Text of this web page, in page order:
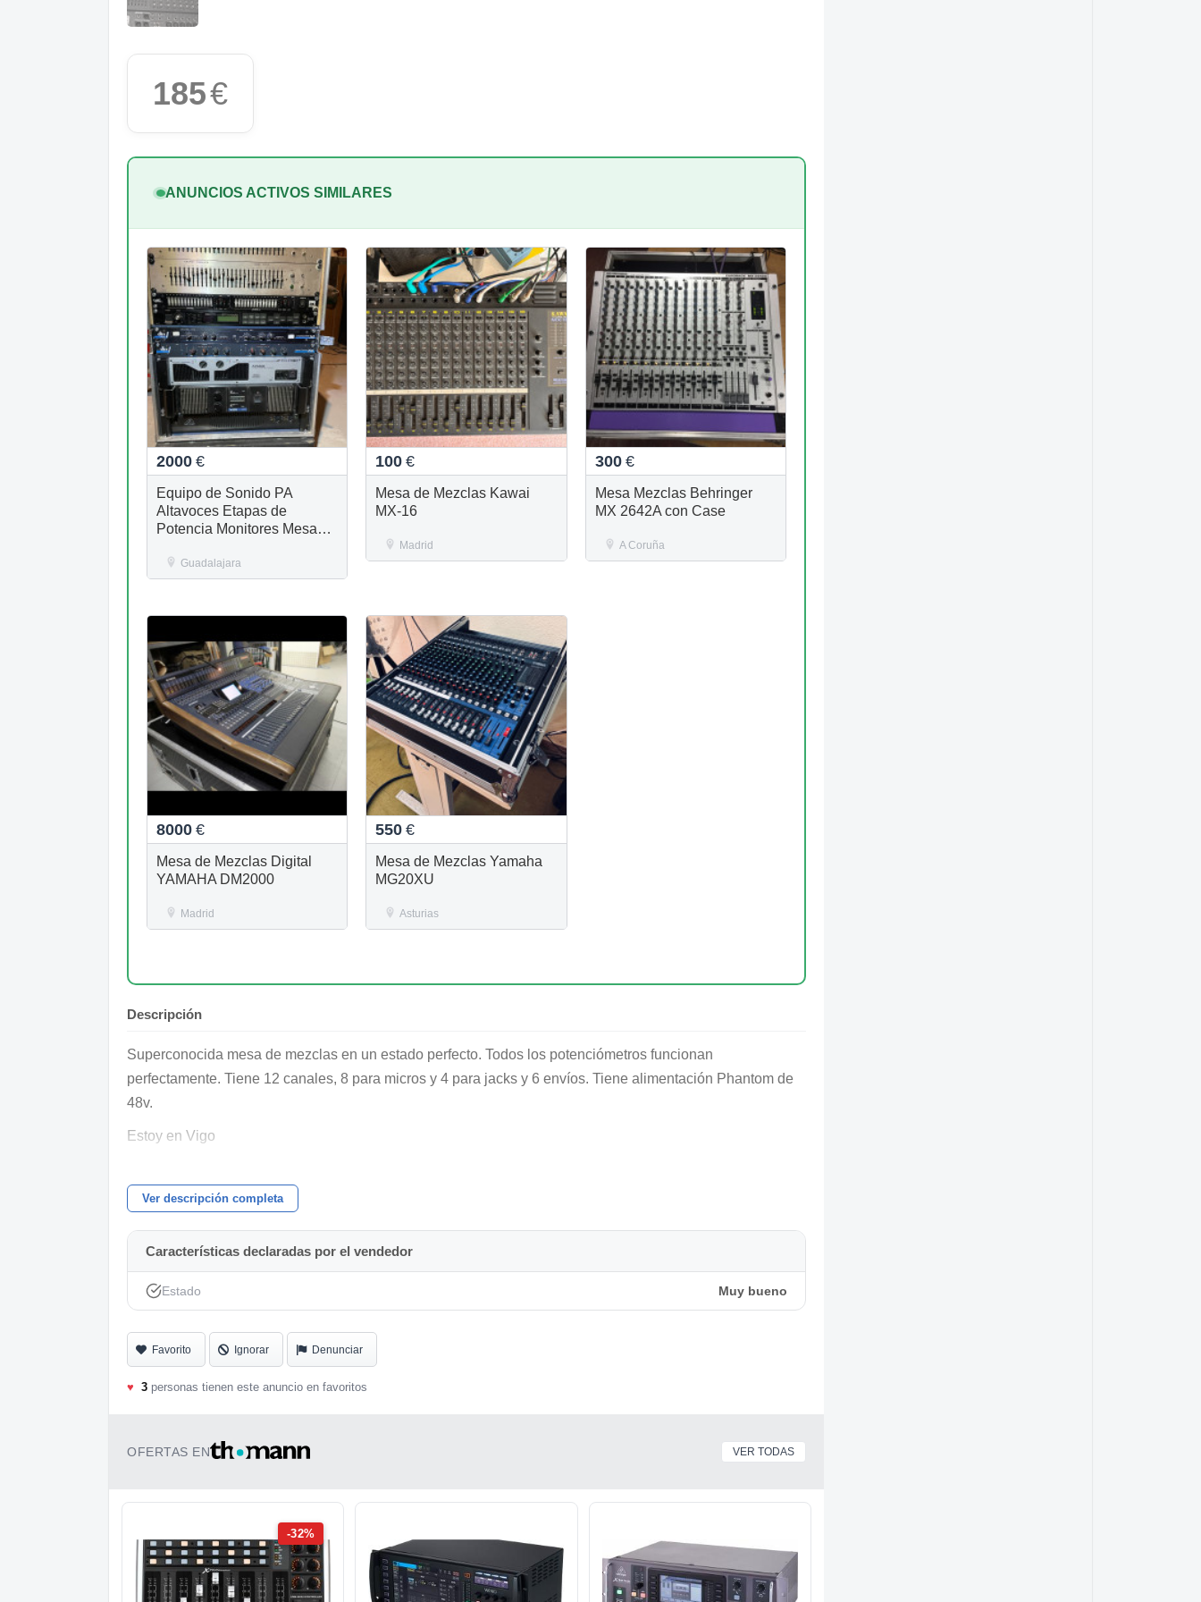
185€
ANUNCIOS ACTIVOS SIMILARES
2000 €
Equipo de Sonido PA
Altavoces Etapas de
Potencia Monitores Mesas
Guadalajara
100 €
Mesa de Mezclas Kawai
MX-16
Madrid
300 €
Mesa Mezclas Behringer
MX 2642A con Case
A Coruña
8000 €
Mesa de Mezclas Digital
YAMAHA DM2000
Madrid
550 €
Mesa de Mezclas Yamaha
MG20XU
Asturias
Descripción
Superconocida mesa de mezclas en un estado perfecto. Todos los potenciómetros funcionan
perfectamente. Tiene 12 canales, 8 para micros y 4 para jacks y 6 envíos. Tiene alimentación Phantom de
48v.
Estoy en Vigo
Ver descripción completa
Características declaradas por el vendedor
Estado Muy bueno
Favorito Ignorar Denunciar
♥ 3 personas tienen este anuncio en favoritos
OFERTAS EN VER TODAS
-32%